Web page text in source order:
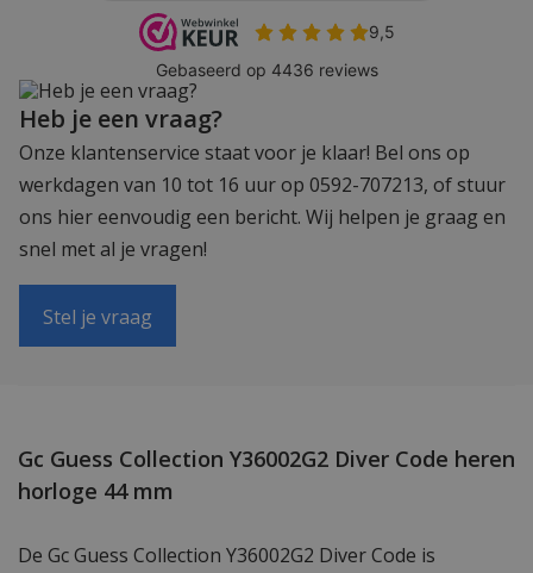
Heb je een vraag?
Onze klantenservice staat voor je klaar! Bel ons op
werkdagen van 10 tot 16 uur op 0592-707213, of stuur
ons hier eenvoudig een bericht. Wij helpen je graag en
snel met al je vragen!
Stel je vraag
Gc Guess Collection Y36002G2 Diver Code heren
horloge 44 mm
De Gc Guess Collection Y36002G2 Diver Code is